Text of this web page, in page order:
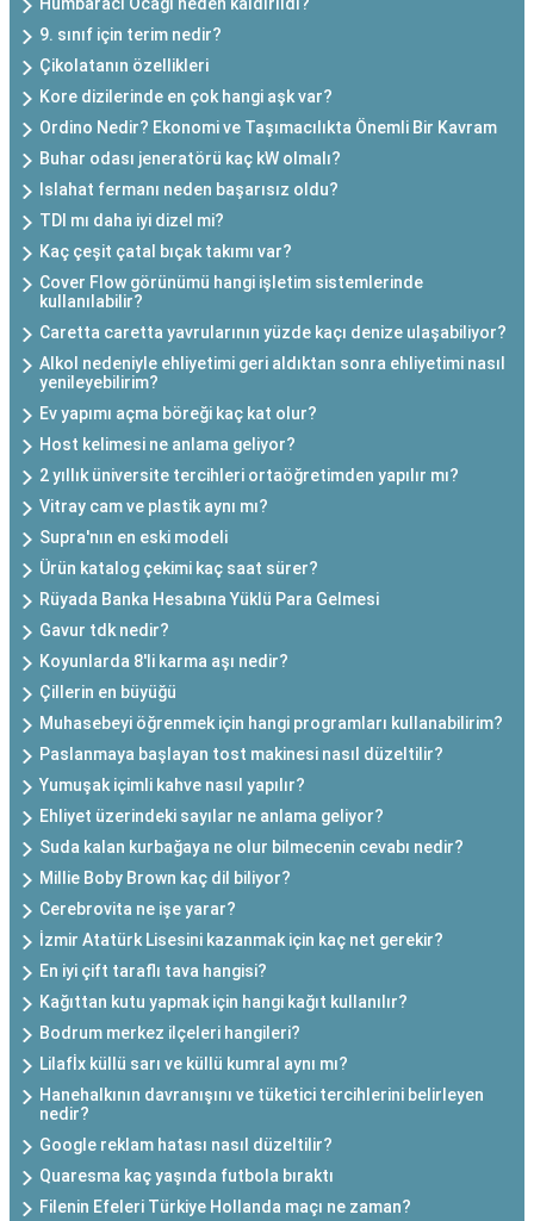
9. sınıf için terim nedir?
Çikolatanın özellikleri
Kore dizilerinde en çok hangi aşk var?
Ordino Nedir? Ekonomi ve Taşımacılıkta Önemli Bir Kavram
Buhar odası jeneratörü kaç kW olmalı?
Islahat fermanı neden başarısız oldu?
TDI mı daha iyi dizel mi?
Kaç çeşit çatal bıçak takımı var?
Cover Flow görünümü hangi işletim sistemlerinde
kullanılabilir?
Caretta caretta yavrularının yüzde kaçı denize ulaşabiliyor?
Alkol nedeniyle ehliyetimi geri aldıktan sonra ehliyetimi nasıl
yenileyebilirim?
Ev yapımı açma böreği kaç kat olur?
Host kelimesi ne anlama geliyor?
2 yıllık üniversite tercihleri ortaöğretimden yapılır mı?
Vitray cam ve plastik aynı mı?
Supra'nın en eski modeli
Ürün katalog çekimi kaç saat sürer?
Rüyada Banka Hesabına Yüklü Para Gelmesi
Gavur tdk nedir?
Koyunlarda 8'li karma aşı nedir?
Çillerin en büyüğü
Muhasebeyi öğrenmek için hangi programları kullanabilirim?
Paslanmaya başlayan tost makinesi nasıl düzeltilir?
Yumuşak içimli kahve nasıl yapılır?
Ehliyet üzerindeki sayılar ne anlama geliyor?
Suda kalan kurbağaya ne olur bilmecenin cevabı nedir?
Millie Boby Brown kaç dil biliyor?
Cerebrovita ne işe yarar?
İzmir Atatürk Lisesini kazanmak için kaç net gerekir?
En iyi çift taraflı tava hangisi?
Kağıttan kutu yapmak için hangi kağıt kullanılır?
Bodrum merkez ilçeleri hangileri?
Lilafİx küllü sarı ve küllü kumral aynı mı?
Hanehalkının davranışını ve tüketici tercihlerini belirleyen
nedir?
Google reklam hatası nasıl düzeltilir?
Quaresma kaç yaşında futbola bıraktı
Filenin Efeleri Türkiye Hollanda maçı ne zaman?